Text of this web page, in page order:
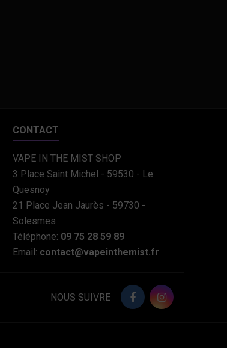
CONTACT
VAPE IN THE MIST SHOP
3 Place Saint Michel - 59530 - Le
Quesnoy
21 Place Jean Jaurès - 59730 -
Solesmes
Téléphone: 09 75 28 59 89
Email: contact@vapeinthemist.fr
NOUS SUIVRE